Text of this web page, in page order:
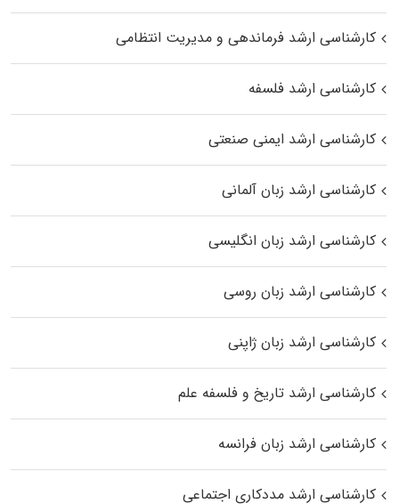
کارشناسی ارشد فرماندهی و مدیریت انتظامی
کارشناسی ارشد فلسفه
کارشناسی ارشد ایمنی صنعتی
کارشناسی ارشد زبان آلمانی
کارشناسی ارشد زبان انگلیسی
کارشناسی ارشد زبان روسی
کارشناسی ارشد زبان ژاپنی
کارشناسی ارشد تاریخ و فلسفه علم
کارشناسی ارشد زبان فرانسه
کارشناسی ارشد مددکاری اجتماعی